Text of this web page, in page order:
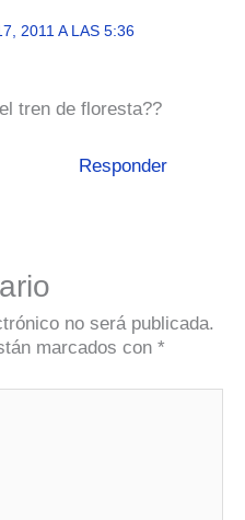
2011 A LAS 5:36
tren de floresta??
Responder
no será publicada.
marcados con *